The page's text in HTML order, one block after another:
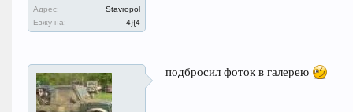
Адрес:
Stavropol
Езжу на:
4}{4
подбросил фоток в галерею